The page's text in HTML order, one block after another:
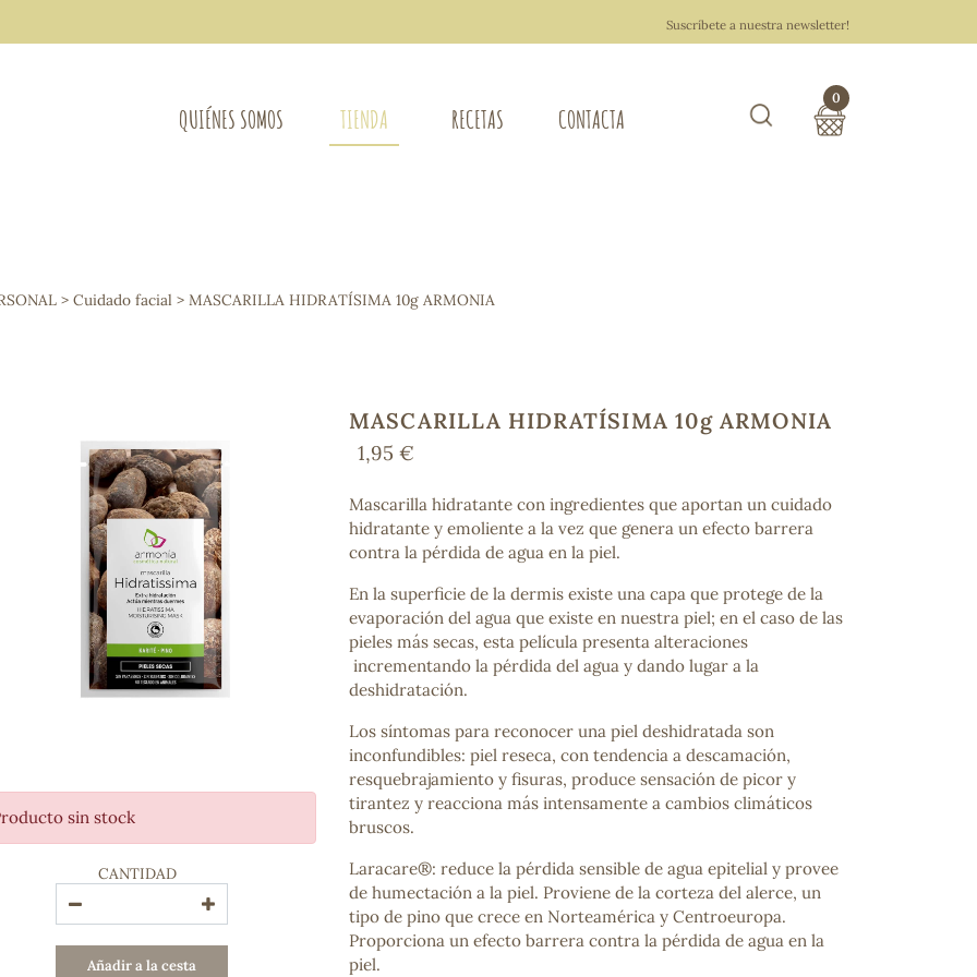
Suscríbete a nuestra newsletter!
QUIÉNES SOMOS TIENDA
Osteo-articular
Mujer
Ácidos Grasos
Depurativos
Bienestar emocional
Jalea Real
Memoria
Hierro
Deporte
Digestivos
Circulatorio, colesterol y glucosa
Superalimentos
Proteína
COSMÉTICA E HIGIENE PERSONAL
Hombre
Higiene personal
Labiales
Aceites esenciales y aromaterapia
Aceites vegetales
RECETAS CONTACTA
0
> Cuidado facial > MASCARILLA HIDRATÍSIMA 10g ARMONIA
sin stock
CANTIDAD
Añadir a la cesta
MASCARILLA HIDRATÍSIMA 10g ARMONIA
1,95 €
Mascarilla hidratante con ingredientes que aportan un cuidado
hidratante y emoliente a la vez que genera un efecto barrera
contra la pérdida de agua en la piel.
En la superficie de la dermis existe una capa que protege de la
evaporación del agua que existe en nuestra piel; en el caso de las
pieles más secas, esta película presenta alteraciones
incrementando la pérdida del agua y dando lugar a la
deshidratación.
Los síntomas para reconocer una piel deshidratada son
inconfundibles: piel reseca, con tendencia a descamación,
resquebrajamiento y fisuras, produce sensación de picor y
tirantez y reacciona más intensamente a cambios climáticos
bruscos.
Laracare®: reduce la pérdida sensible de agua epitelial y provee
de humectación a la piel. Proviene de la corteza del alerce, un
tipo de pino que crece en Norteamérica y Centroeuropa.
Proporciona un efecto barrera contra la pérdida de agua en la
piel.